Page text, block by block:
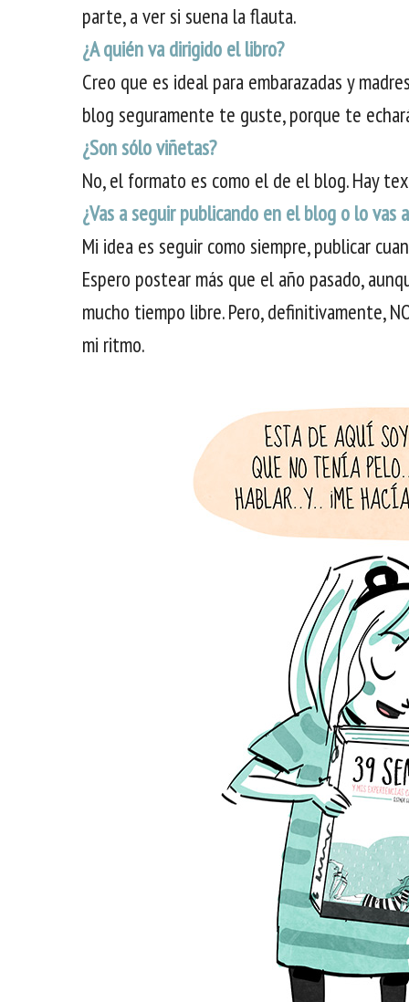
parte, a ver si suena la flauta.
¿A quién va dirigido el libro?
Creo que es ideal para embarazadas y
blog seguramente te guste, porque te
¿Son sólo viñetas?
No, el formato es como el de el blog. Hay
¿Vas a seguir publicando en el blog o lo vas
Mi idea es seguir como siempre, publicar
Espero postear más que el año pasado,
mucho tiempo libre. Pero, definitivamente,
mi ritmo.